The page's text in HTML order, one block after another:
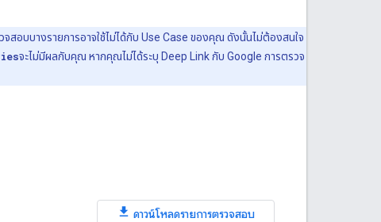
สอบบางรายการอาจใช้ไม่ได้กับ Use Case ของคุณ ดังนั้นไม่ต้องสนใจ
จะไม่มีผลกับคุณ หากคุณไม่ได้ระบุ Deep Link กับ Google การตรวจ
ดาวน์โหลดรายการตรวจสอบ